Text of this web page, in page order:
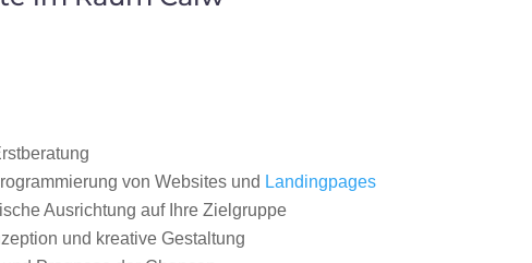
von Websites und Landingpages
Ausrichtung auf Ihre Zielgruppe
und kreative Gestaltung